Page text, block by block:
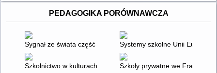
PEDAGOGIKA PORÓWNAWCZA
Sygnał ze świata część V: Edukacja w Meksyku
Systemy szkolne Unii
Szkolnictwo w kulturach Afryki : tradycje wychowawcze oraz
Szkoły prywatne we Francji